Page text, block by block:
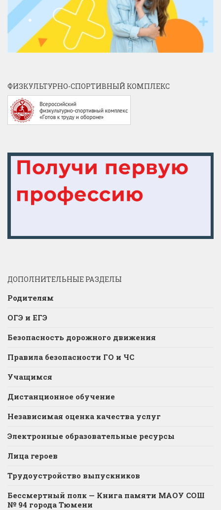
ФИЗКУЛЬТУРНО-СПОРТИВНЫЙ КОМПЛЕКС
ДОПОЛНИТЕЛЬНЫЕ РАЗДЕЛЫ
Родителям
ОГЭ и ЕГЭ
Безопасность дорожного движения
Правила безопасности ГО и ЧС
Учащимся
Дистанционное обучение
Независимая оценка качества услуг
Электронные образовательные ресурсы
Лица героев
Трудоустройство выпускников
Бессмертный полк — Книга памяти МАОУ СОШ
№ 94 города Тюмени